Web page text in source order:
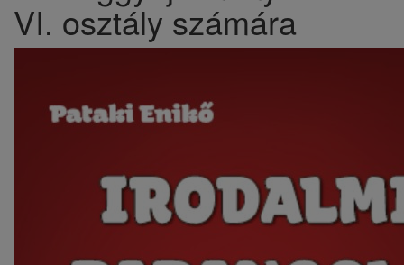
VI. osztály számára